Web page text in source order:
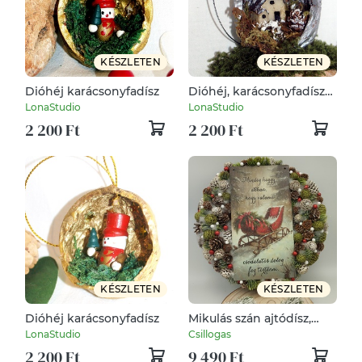
KÉSZLETEN
Dióhéj karácsonyfadísz
LonaStudio
2 200 Ft
KÉSZLETEN
Dióhéj, karácsonyfadísz
Erdei házikó 2
LonaStudio
2 200 Ft
KÉSZLETEN
Dióhéj karácsonyfadísz
LonaStudio
2 200 Ft
KÉSZLETEN
Mikulás szán ajtódísz,
nagy 29 cm
Csillogas
9 490 Ft